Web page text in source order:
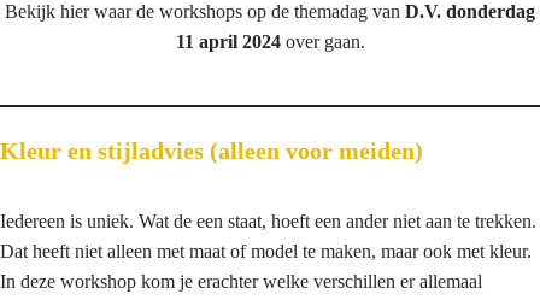
Bekijk hier waar de workshops op de themadag van D.V. donderdag
11 april 2024over gaan.
Kleur en stijladvies (alleen voor meiden)
Iedereen is uniek. Wat de een staat, hoeft een ander niet aan te trekken.
Dat heeft niet alleen met maat of model te maken, maar ook met kleur.
In deze workshop kom je erachter welke verschillen er allemaal